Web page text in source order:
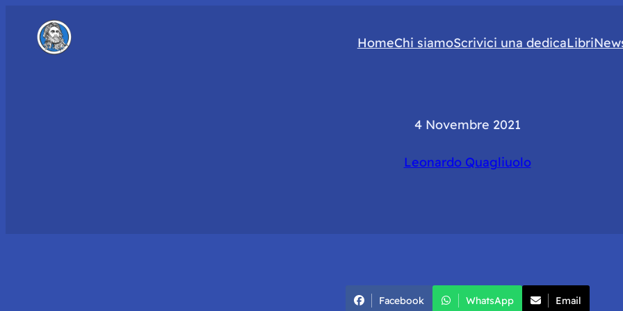
HomeChi siamoScrivici una dedicaLibri
4 Novembre 2021
Leonardo Quagliuolo
Facebook WhatsApp Email